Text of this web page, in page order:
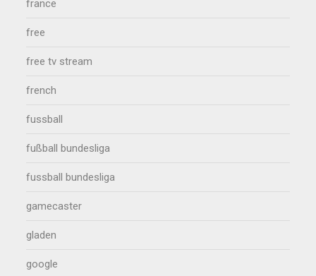
france
free
free tv stream
french
fussball
fußball bundesliga
fussball bundesliga
gamecaster
gladen
google